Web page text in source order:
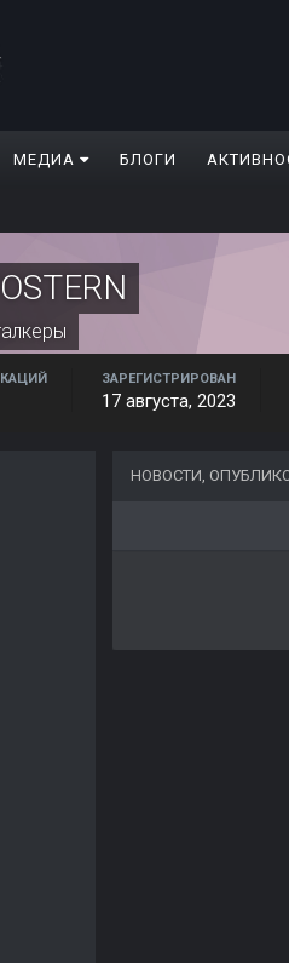
МЕДИА БЛОГИ
ЗАРЕГИСТРИРОВАН
17 августа, 2023
НОВОСТИ,